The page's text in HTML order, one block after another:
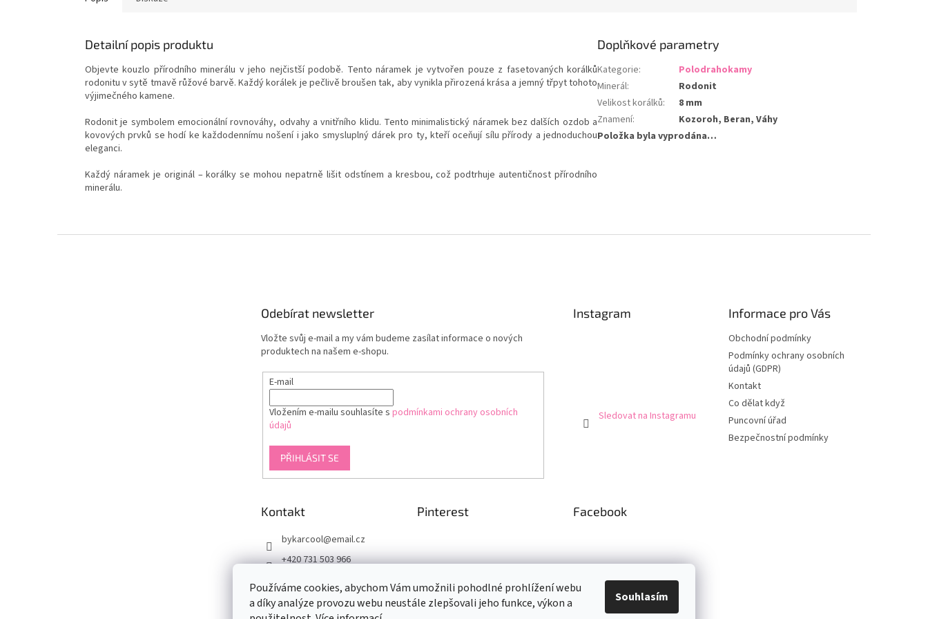
Používáme cookies, abychom Vám umožnili pohodlné prohlížení webu
a díky analýze provozu webu neustále zlepšovali jeho funkce, výkon a
Souhlasím
Detailní popis produktu
Objevte kouzlo přírodního minerálu v jeho nejčistší podobě. Tento náramek je vytvořen pouze z fasetovaných korálků
rodonitu v sytě tmavě růžové barvě. Každý korálek je pečlivě broušen tak, aby vynikla přirozená krása a jemný třpyt tohoto
výjimečného kamene.
Rodonit je symbolem emocionální rovnováhy, odvahy a vnitřního klidu. Tento minimalistický náramek bez dalších ozdob a
kovových prvků se hodí ke každodennímu nošení i jako smysluplný dárek pro ty, kteří oceňují sílu přírody a jednoduchou
eleganci.
Každý náramek je originál – korálky se mohou nepatrně lišit odstínem a kresbou, což podtrhuje autentičnost přírodního
minerálu.
Doplňkové parametry
Kategorie:
Polodrahokamy
Minerál:
Rodonit
Velikost korálků:
8 mm
Znamení:
Kozoroh, Beran, Váhy
Položka byla vyprodána…
Odebírat newsletter
Vložte svůj e-mail a my vám budeme zasílat informace o nových
produktech na našem e-shopu.
E-mail
Vložením e-mailu souhlasíte s podmínkami ochrany osobních
údajů
PŘIHLÁSIT SE
Instagram
Sledovat na Instagramu
Informace pro Vás
Obchodní podmínky
Podmínky ochrany osobních
údajů (GDPR)
Kontakt
Co dělat když
Puncovní úřad
Bezpečnostní podmínky
Kontakt
bykarcool@email.cz
+420 731 503 966
rcool
@by.karcool
Pinterest Facebook